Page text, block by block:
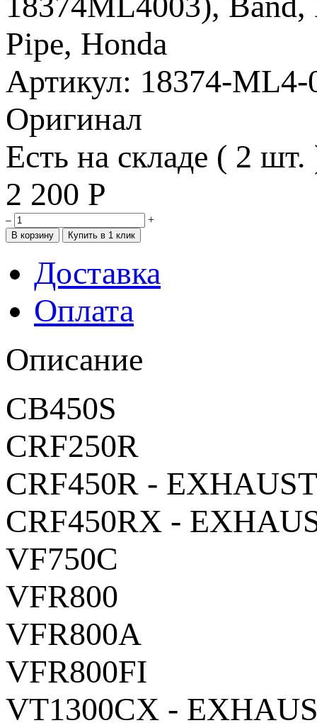
Артикул: 18374-ML4-
Оригинал
Есть на складе ( 2 шт.
2 200 Р
– +
Доставка
Оплата
Описание
CB450S
CRF250R
CRF450R -
CRF450RX -
VF750C
VFR800
VFR800A
VFR800FI
VT1300CX -